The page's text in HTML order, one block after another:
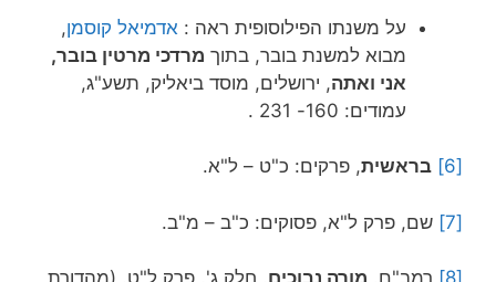
על משנתו הפילוסופית ראה : אדמיאל קוסמן,
מבוא למשנת בובר, בתוך מרדכי מרטין בובר,
אני ואתה, ירושלים, מוסד ביאליק, תשע"ג,
עמודים: 160- 231 .
[6] בראשית, פרקים: כ"ט – ל"א.
[7] שם, פרק ל"א, פסוקים: כ"ב – מ"ב.